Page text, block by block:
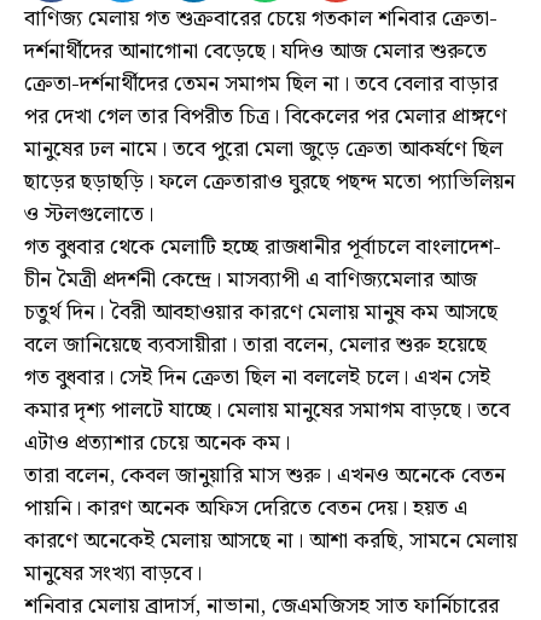
বাণিজ্য মেলায় গত শুক্রবারের চেয়ে গতকাল শনিবার ক্রেতা-
দর্শনার্থীদের আনাগোনা বেড়েছে। যদিও আজ মেলার শুরুতে
ক্রেতা-দর্শনার্থীদের তেমন সমাগম ছিল না। তবে বেলার বাড়ার
পর দেখা গেল তার বিপরীত চিত্র। বিকেলের পর মেলার প্রাঙ্গণে
মানুষের ঢল নামে। তবে পুরো মেলা জুড়ে ক্রেতা আকর্ষণে ছিল
ছাড়ের ছড়াছড়ি। ফলে ক্রেতারাও ঘুরছে পছন্দ মতো প্যাভিলিয়ন
ও স্টলগুলোতে।
গত বুধবার থেকে মেলাটি হচ্ছে রাজধানীর পূর্বাচলে বাংলাদেশ-
চীন মৈত্রী প্রদর্শনী কেন্দ্রে। মাসব্যাপী এ বাণিজ্যমেলার আজ
চতুর্থ দিন। বৈরী আবহাওয়ার কারণে মেলায় মানুষ কম আসছে
বলে জানিয়েছে ব্যবসায়ীরা। তারা বলেন, মেলার শুরু হয়েছে
গত বুধবার। সেই দিন ক্রেতা ছিল না বললেই চলে। এখন সেই
কমার দৃশ্য পালটে যাচ্ছে। মেলায় মানুষের সমাগম বাড়ছে। তবে
এটাও প্রত্যাশার চেয়ে অনেক কম।
তারা বলেন, কেবল জানুয়ারি মাস শুরু। এখনও অনেকে বেতন
পায়নি। কারণ অনেক অফিস দেরিতে বেতন দেয়। হয়ত এ
কারণে অনেকেই মেলায় আসছে না। আশা করছি, সামনে মেলায়
মানুষের সংখ্যা বাড়বে।
শনিবার মেলায় ব্রাদার্স, নাভানা, জেএমজিসহ সাত ফার্নিচারের